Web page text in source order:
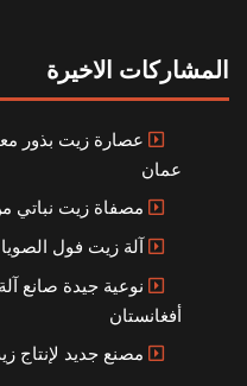
المشاركات الاخيرة
عصارة زيت بذور
عمان
مصفاة زيت نباتي
آلة زيت فول
نوعية جيدة صانع
أفغانستان
مصنع جديد